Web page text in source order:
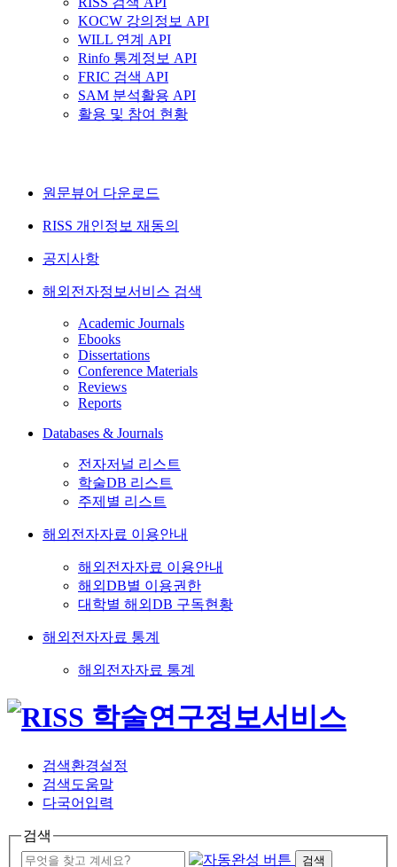
KOCW 강의정보 API
WILL 연계 API
Rinfo 통계정보 API
FRIC 검색 API
SAM 분석활용 API
활용 및 참여 현황
원문뷰어 다운로드
RISS 개인정보 재동의
공지사항
해외전자정보서비스 검색
Academic Journals
Ebooks
Dissertations
Conference Materials
Reviews
Reports
Databases & Journals
전자저널 리스트
학술DB 리스트
주제별 리스트
해외전자자료 이용안내
해외전자자료 이용안내
해외DB별 이용권한
대학별 해외DB 구독현황
해외전자자료 통계
해외전자자료 통계
검색환경설정
검색도움말
다국어입력
검색
검색